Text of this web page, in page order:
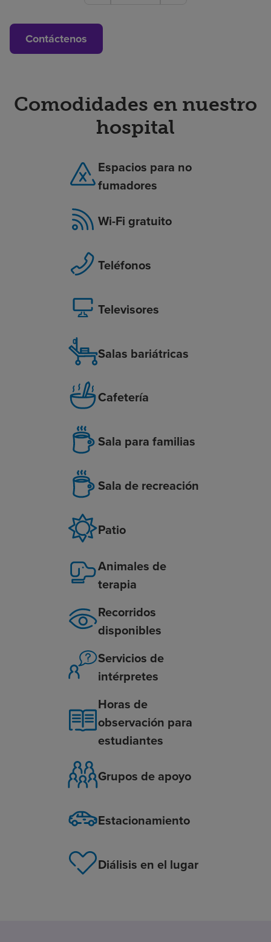
Contáctenos
Comodidades en nuestro
hospital
Espacios para no
fumadores
Wi-Fi gratuito
Teléfonos
Televisores
Salas bariátricas
Cafetería
Sala para familias
Sala de recreación
Patio
Animales de
terapia
Recorridos
disponibles
Servicios de
intérpretes
Horas de
observación para
estudiantes
Grupos de apoyo
Estacionamiento
Diálisis en el lugar